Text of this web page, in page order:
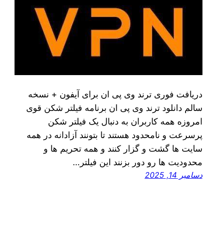
دریافت فوری ترند وی پی ان برای آیفون + نسخه
سالم دانلود ترند وی پی ان برنامه فیلتر شکن قوی
امروزه همه کاربران به دنبال یک فیلتر شکن
پرسرعت و نامحدود هستند تا بتونند آزادانه در همه
سایت ها گشت و گزار کنند و همه تحریم ها و
محدودیت ها رو دور بزنند این فیلتر…
دسامبر 14, 2025